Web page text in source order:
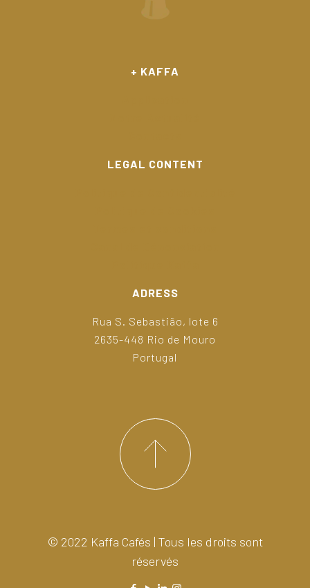
+ KAFFA
LEGAL CONTENT
ADRESS
Rua S. Sebastião, lote 6
2635-448 Rio de Mouro
Portugal
© 2022 Kaffa Cafés | Tous les droits sont
réservés